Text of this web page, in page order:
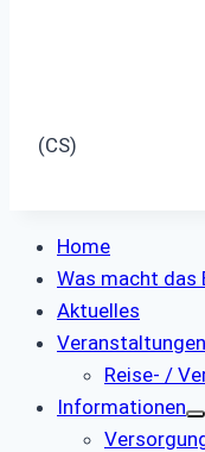
(CS)
Home
Was macht das
Aktuelles
Veranstaltungen
Reise- /
Informationen